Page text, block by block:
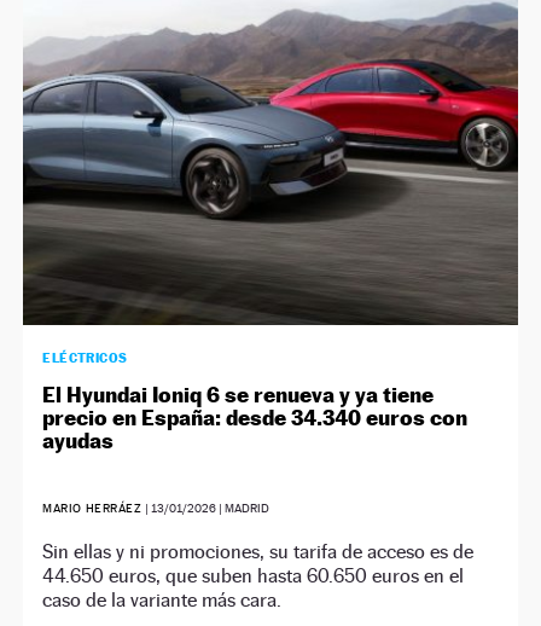
ELÉCTRICOS
El Hyundai Ioniq 6 se renueva y ya tiene
precio en España: desde 34.340 euros con
ayudas
MARIO HERRÁEZ | 13/01/2026 | MADRID
Sin ellas y ni promociones, su tarifa de acceso es de
44.650 euros, que suben hasta 60.650 euros en el
caso de la variante más cara.